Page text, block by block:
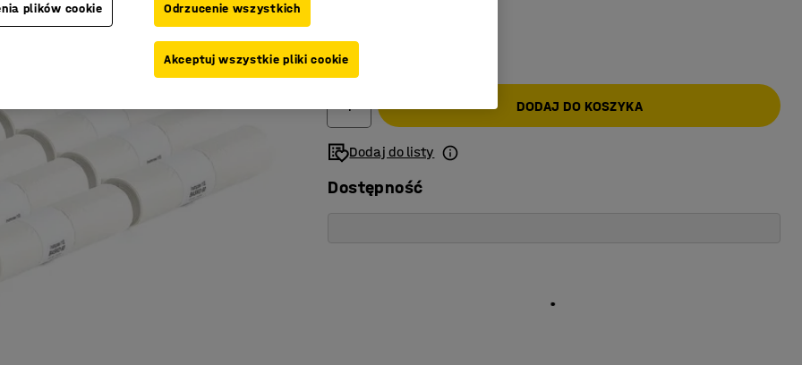
509,-
Netto (bez VAT)
DODAJ DO KOSZYKA
Dodaj do listy
Dostępność
plików cookie Odrzucenie wszystkich
Akceptuj wszystkie pliki cookie